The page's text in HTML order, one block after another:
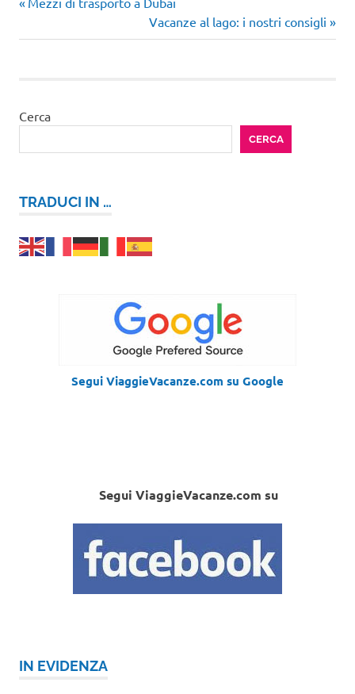
Navigazione
articoli
Articolo
successivo:
Vacanze al lago: i nostri consigli
Cerca
CERCA
TRADUCI IN …
Segui ViaggieVacanze.com su Google
Segui ViaggieVacanze.com su
IN EVIDENZA